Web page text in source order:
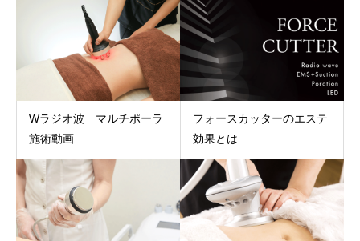
Wラジオ波 マルチポーラ
施術動画
フォースカッターのエステ
効果とは